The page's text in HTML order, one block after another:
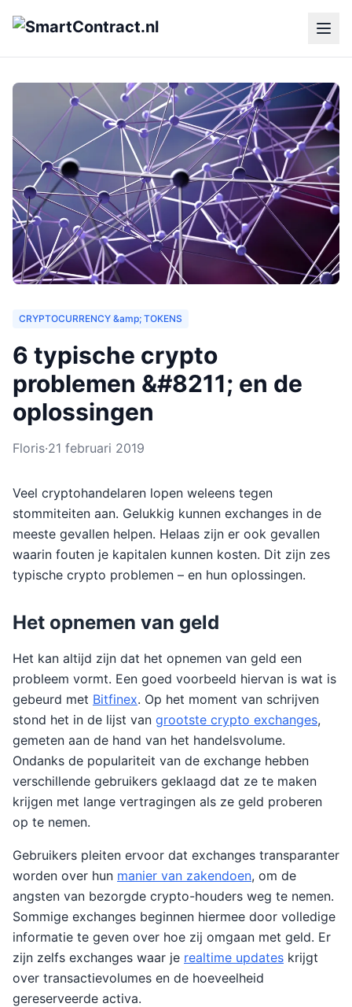
CRYPTOCURRENCY &amp; TOKENS
6 typische crypto
problemen &#8211; en de
oplossingen
Floris·21 februari 2019
Veel cryptohandelaren lopen weleens tegen
stommiteiten aan. Gelukkig kunnen exchanges in de
meeste gevallen helpen. Helaas zijn er ook gevallen
waarin fouten je kapitalen kunnen kosten. Dit zijn zes
typische crypto problemen – en hun oplossingen.
Het opnemen van geld
Het kan altijd zijn dat het opnemen van geld een
probleem vormt. Een goed voorbeeld hiervan is wat is
gebeurd met Bitfinex. Op het moment van schrijven
stond het in de lijst van grootste crypto exchanges,
gemeten aan de hand van het handelsvolume.
Ondanks de populariteit van de exchange hebben
verschillende gebruikers geklaagd dat ze te maken
krijgen met lange vertragingen als ze geld proberen
op te nemen.
Gebruikers pleiten ervoor dat exchanges transparanter
worden over hun manier van zakendoen, om de
angsten van bezorgde crypto-houders weg te nemen.
Sommige exchanges beginnen hiermee door volledige
informatie te geven over hoe zij omgaan met geld. Er
zijn zelfs exchanges waar je realtime updates krijgt
over transactievolumes en de hoeveelheid
gereserveerde activa.